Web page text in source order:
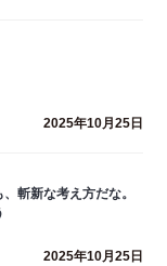
2025年10月25日
斬新な考え方だな。
2025年10月25日